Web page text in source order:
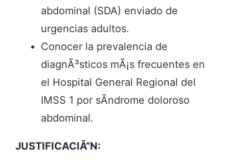
abdominal (SDA) enviado de
urgencias adultos.
Conocer la prevalencia de
diagnÃ³sticos mÃ¡s frecuentes en
el Hospital General Regional del
IMSS 1 por sÃ­ndrome doloroso
abdominal.
JUSTIFICACIÃ“N: